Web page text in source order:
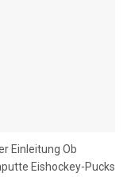
Einleitung Ob
Eishockey-Pucks